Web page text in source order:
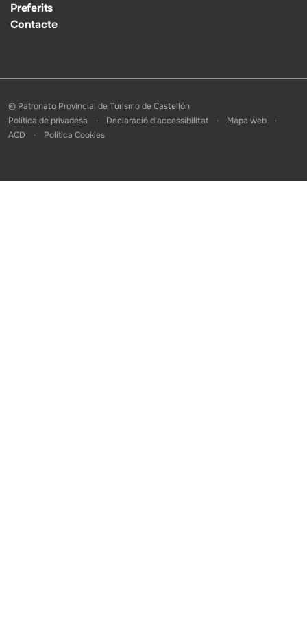
Preferits
Contacte
© Patronato Provincial de Turismo de Castellón
Política de privadesa
Declaració d'accessibilitat
Mapa web
ACD
Política Cookies